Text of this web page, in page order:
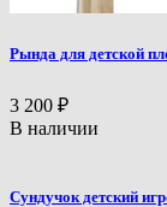
Рында для детской
3 200 ₽
В наличии
Сундучок детский